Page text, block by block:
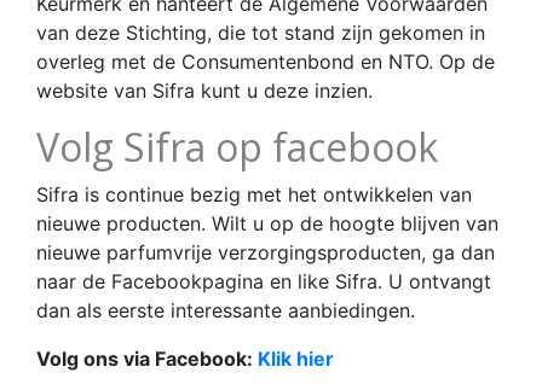
van deze Stichting, die tot stand zijn gekomen in
overleg met de Consumentenbond en NTO. Op de
website van Sifra kunt u deze inzien.
Volg Sifra op facebook
Sifra is continue bezig met het ontwikkelen van
nieuwe producten. Wilt u op de hoogte blijven van
nieuwe parfumvrije verzorgingsproducten, ga dan
naar de Facebookpagina en like Sifra. U ontvangt
dan als eerste interessante aanbiedingen.
Volg ons via Facebook: Klik hier